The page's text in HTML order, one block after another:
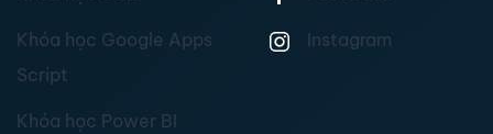
Khóa học Google Apps
Script
Khóa học Power BI
Instagram